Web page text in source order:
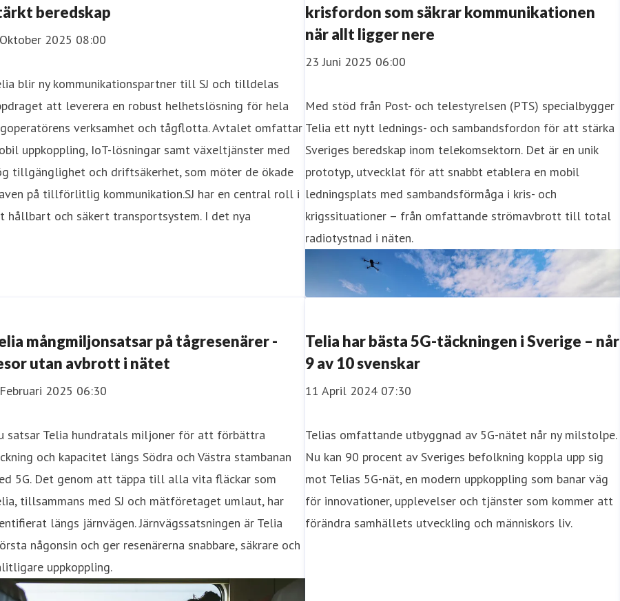
beredskap
2025 08:00
blir ny kommunikationspartner till SJ och tilldelas
att leverera en robust helhetslösning för hela
verksamhet och tågflotta. Avtalet omfattar
uppkoppling, IoT-lösningar samt växeltjänster med
tillgänglighet och driftsäkerhet, som möter de ökade
på tillförlitlig kommunikation.SJ har en central roll i
hållbart och säkert transportsystem. I det nya
krisfordon som säkrar kommunikationen
när allt ligger nere
23 Juni 2025 06:00
Med stöd från Post- och telestyrelsen (PTS) specialbygger
Telia ett nytt lednings- och sambandsfordon för att stärka
Sveriges beredskap inom telekomsektorn. Det är en unik
prototyp, utvecklat för att snabbt etablera en mobil
ledningsplats med sambandsförmåga i kris- och
krigssituationer – från omfattande strömavbrott till total
radiotystnad i näten.
mångmiljonsatsar på tågresenärer -
utan avbrott i nätet
2025 06:30
satsar Telia hundratals miljoner för att förbättra
och kapacitet längs Södra och Västra stambanan
5G. Det genom att täppa till alla vita fläckar som
tillsammans med SJ och mätföretaget umlaut, har
längs järnvägen. Järnvägssatsningen är Telia
någonsin och ger resenärerna snabbare, säkrare och
uppkoppling.
Telia har bästa 5G-täckningen i Sverige – når
9 av 10 svenskar
11 April 2024 07:30
Telias omfattande utbyggnad av 5G-nätet når ny milstolpe.
Nu kan 90 procent av Sveriges befolkning koppla upp sig
mot Telias 5G-nät, en modern uppkoppling som banar väg
för innovationer, upplevelser och tjänster som kommer att
förändra samhällets utveckling och människors liv.